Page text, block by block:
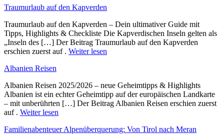
Traumurlaub auf den Kapverden
Traumurlaub auf den Kapverden – Dein ultimativer Guide mit
Tipps, Highlights & Checkliste Die Kapverdischen Inseln gelten als
„Inseln des […] Der Beitrag Traumurlaub auf den Kapverden
erschien zuerst auf . Weiter lesen
Albanien Reisen
Albanien Reisen 2025/2026 – neue Geheimtipps & Highlights
Albanien ist ein echter Geheimtipp auf der europäischen Landkarte
– mit unberührten […] Der Beitrag Albanien Reisen erschien zuerst
auf . Weiter lesen
Familienabenteuer Alpenüberquerung: Von Tirol nach Meran